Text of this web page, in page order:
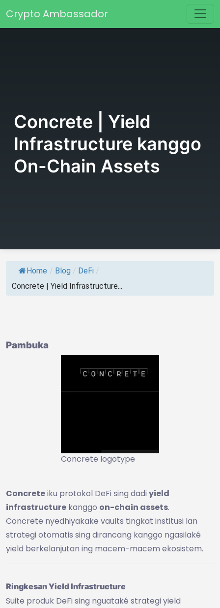
Main Navigation
Crypto Ambassador
Concrete | Yield
Infrastructure kanggo
On-Chain Assets
Home / Blog / DeFi /
Concrete | Yield Infrastructure...
Pambuka
Concrete logotype
Concreteiku protokol DeFi sing dadi yield
infrastructure kanggo on-chain assets.
Concrete nyedhiyakake vaults tingkat institusi lan
strategi otomatis sing dirancang kanggo ngasilaké
yield berkelanjutan ing macem-macem ekosistem.
Ringkesan Yield Infrastructure
Suite produk DeFi sing nguataké strategi yield